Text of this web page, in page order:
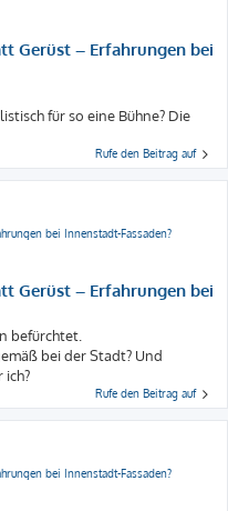
Gerüst – Erfahrungen bei
für so eine Bühne? Die
Rufe den Beitrag auf
bei Innenstadt-Fassaden?
Gerüst – Erfahrungen bei
befürchtet.
bei der Stadt? Und
ich?
Rufe den Beitrag auf
bei Innenstadt-Fassaden?